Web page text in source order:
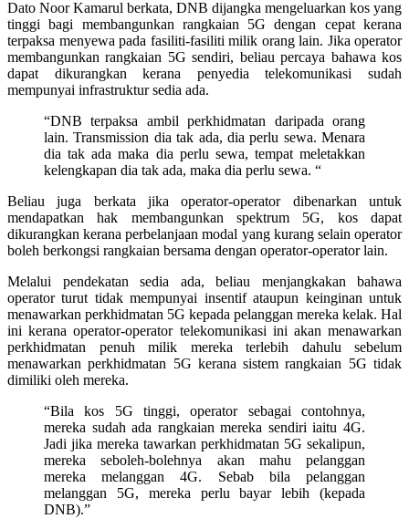
Dato Noor Kamarul berkata, DNB dijangka mengeluarkan kos yang
tinggi bagi membangunkan rangkaian 5G dengan cepat kerana
terpaksa menyewa pada fasiliti-fasiliti milik orang lain. Jika operator
membangunkan rangkaian 5G sendiri, beliau percaya bahawa kos
dapat dikurangkan kerana penyedia telekomunikasi sudah
mempunyai infrastruktur sedia ada.
“DNB terpaksa ambil perkhidmatan daripada orang
lain. Transmission dia tak ada, dia perlu sewa. Menara
dia tak ada maka dia perlu sewa, tempat meletakkan
kelengkapan dia tak ada, maka dia perlu sewa. “
Beliau juga berkata jika operator-operator dibenarkan untuk
mendapatkan hak membangunkan spektrum 5G, kos dapat
dikurangkan kerana perbelanjaan modal yang kurang selain operator
boleh berkongsi rangkaian bersama dengan operator-operator lain.
Melalui pendekatan sedia ada, beliau menjangkakan bahawa
operator turut tidak mempunyai insentif ataupun keinginan untuk
menawarkan perkhidmatan 5G kepada pelanggan mereka kelak. Hal
ini kerana operator-operator telekomunikasi ini akan menawarkan
perkhidmatan penuh milik mereka terlebih dahulu sebelum
menawarkan perkhidmatan 5G kerana sistem rangkaian 5G tidak
dimiliki oleh mereka.
“Bila kos 5G tinggi, operator sebagai contohnya,
mereka sudah ada rangkaian mereka sendiri iaitu 4G.
Jadi jika mereka tawarkan perkhidmatan 5G sekalipun,
mereka seboleh-bolehnya akan mahu pelanggan
mereka melanggan 4G. Sebab bila pelanggan
melanggan 5G, mereka perlu bayar lebih (kepada
DNB).”